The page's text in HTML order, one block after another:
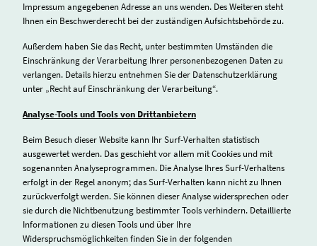
Impressum angegebenen Adresse an uns wenden. Des Weiteren steht
Ihnen ein Beschwerderecht bei der zuständigen Aufsichtsbehörde zu.
Außerdem haben Sie das Recht, unter bestimmten Umständen die
Einschränkung der Verarbeitung Ihrer personenbezogenen Daten zu
verlangen. Details hierzu entnehmen Sie der Datenschutzerklärung
unter „Recht auf Einschränkung der Verarbeitung“.
Analyse-Tools und Tools von Drittanbietern
Beim Besuch dieser Website kann Ihr Surf-Verhalten statistisch
ausgewertet werden. Das geschieht vor allem mit Cookies und mit
sogenannten Analyseprogrammen. Die Analyse Ihres Surf-Verhaltens
erfolgt in der Regel anonym; das Surf-Verhalten kann nicht zu Ihnen
zurückverfolgt werden. Sie können dieser Analyse widersprechen oder
sie durch die Nichtbenutzung bestimmter Tools verhindern. Detaillierte
Informationen zu diesen Tools und über Ihre
Widerspruchsmöglichkeiten finden Sie in der folgenden